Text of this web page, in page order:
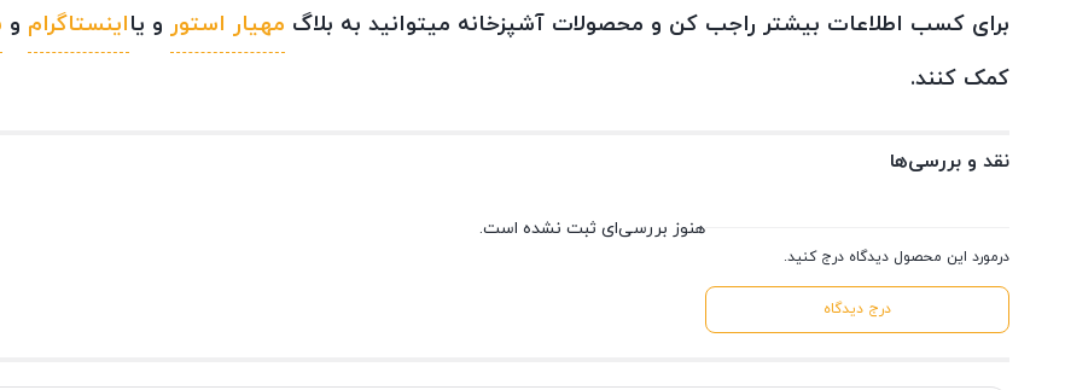
برای کسب اطلاعات بیشتر راجب کن و محصولات آشپزخانه میتوانید به بلاگ مهیار استور و یااینستاگرام و
کمک کنند.
نقد و بررسی‌ها
درمورد این محصول دیدگاه درج کنید.
درج دیدگاه
هنوز بررسی‌ای ثبت نشده است.